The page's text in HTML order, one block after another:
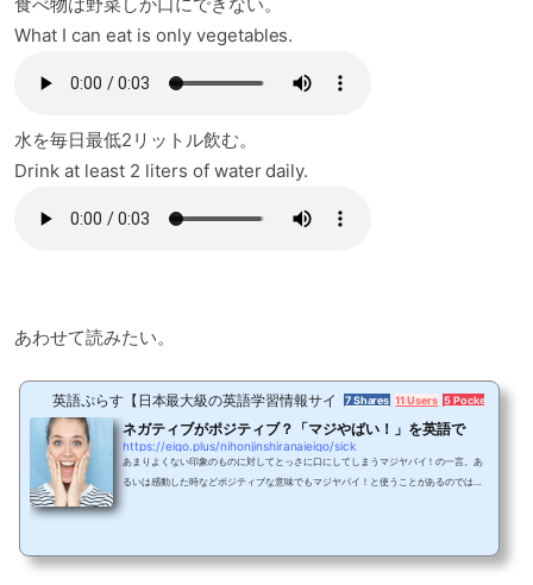
食べ物は野菜しか口にできない。
What I can eat is only vegetables.
水を毎日最低2リットル飲む。
Drink at least 2 liters of water daily.
あわせて読みたい。
英語ぷらす【日本最大級の英語学習情報サイト】7 Shares 11 Users 5 Pockets
ネガティブがポジティブ？「マジやばい！」を英語で
https://eigo.plus/nihonjinshiranaieigo/sick
あまりよくない印象のものに対してとっさに口にしてしまうマジヤバイ！の一言。あ
るいは感動した時などポジティブな意味でもマジヤバイ！と使うことがあるのではな